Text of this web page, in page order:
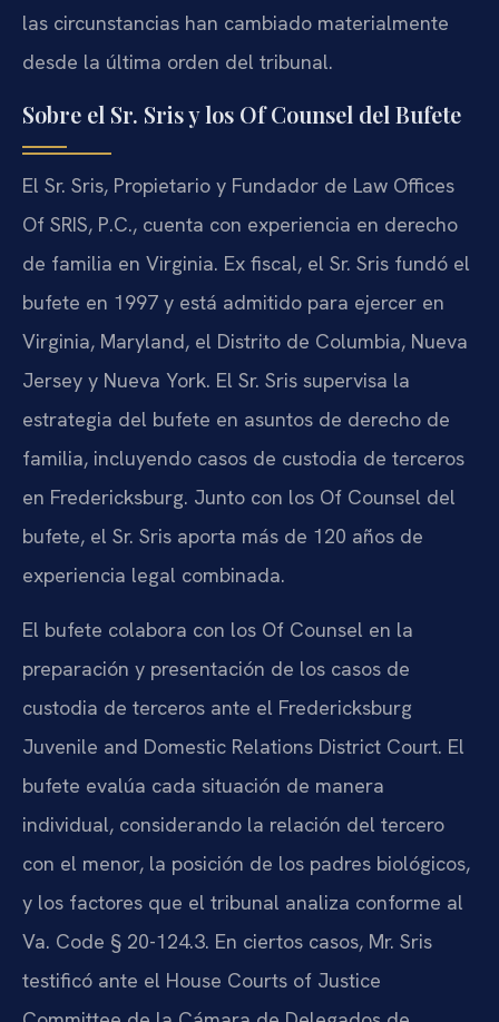
las circunstancias han cambiado materialmente
desde la última orden del tribunal.
Sobre el Sr. Sris y los Of Counsel del Bufete
El Sr. Sris, Propietario y Fundador de Law Offices
Of SRIS, P.C., cuenta con experiencia en derecho
de familia en Virginia. Ex fiscal, el Sr. Sris fundó el
bufete en 1997 y está admitido para ejercer en
Virginia, Maryland, el Distrito de Columbia, Nueva
Jersey y Nueva York. El Sr. Sris supervisa la
estrategia del bufete en asuntos de derecho de
familia, incluyendo casos de custodia de terceros
en Fredericksburg. Junto con los Of Counsel del
bufete, el Sr. Sris aporta más de 120 años de
experiencia legal combinada.
El bufete colabora con los Of Counsel en la
preparación y presentación de los casos de
custodia de terceros ante el Fredericksburg
Juvenile and Domestic Relations District Court. El
bufete evalúa cada situación de manera
individual, considerando la relación del tercero
con el menor, la posición de los padres biológicos,
y los factores que el tribunal analiza conforme al
Va. Code § 20-124.3. En ciertos casos, Mr. Sris
testificó ante el House Courts of Justice